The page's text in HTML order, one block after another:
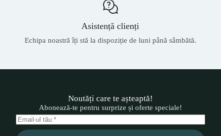
Asistență clienți
Echipa noastră îți stă la dispoziție de luni până sâmbătă.
Noutăți care te așteaptă!
Abonează-te pentru surprize și oferte speciale!